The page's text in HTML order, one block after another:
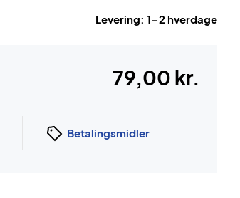
Levering: 1-2 hverdage
79,00 kr.
Betalingsmidler